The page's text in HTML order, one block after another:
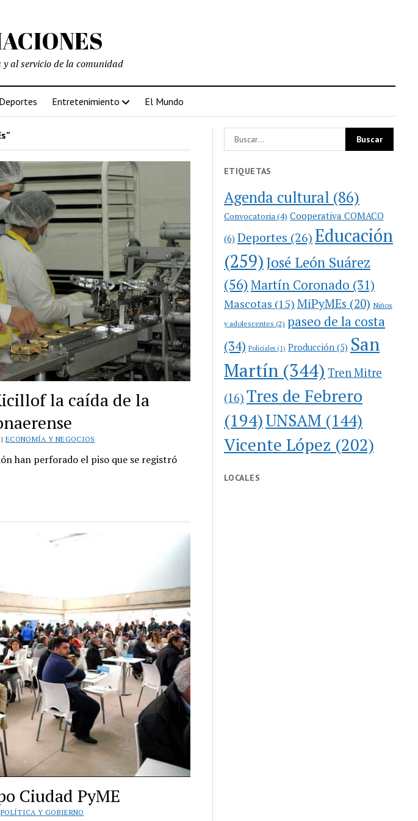
al servicio de la comunidad
Deportes Entretenimiento El Mundo
la caída de la
ECONOMÍA Y NEGOCIOS
han perforado el piso que se registró
Ciudad PyME
POLÍTICA Y GOBIERNO
ETIQUETAS
Agenda cultural (86)
Convocatoria (4) Cooperativa COMACO
(6) Deportes (26)Educación
(259)José León Suárez
(56)Martín Coronado (31)
Mascotas (15) MiPyMEs (20) Niños
y adolescentes (2) paseo de la costa
(34) Policiales (1) Producción (5) San
Martín (344) Tren Mitre
(16) Tres de Febrero
(194)UNSAM (144)
Vicente López (202)
LOCALES